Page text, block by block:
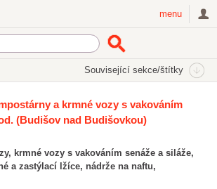
menu
Související sekce/štítky
Všechny související štítky
a krmné vozy s vakováním
(Budišov nad Budišovkou)
krmné vozy s vakováním senáže a siláže,
a zastýlací lžíce, nádrže na naftu,